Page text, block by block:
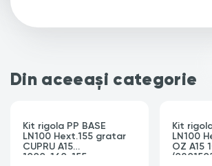
Din aceeași categorie
Kit rigola PP BASE
LN100 Hext.155 gratar
CUPRU A15
1000x160x155
Kit
LN100
OZ A15